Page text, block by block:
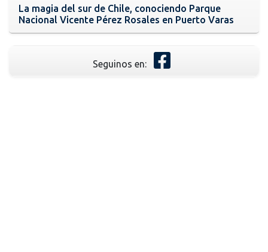
La magia del sur de Chile, conociendo Parque
Nacional Vicente Pérez Rosales en Puerto Varas
Seguinos en: